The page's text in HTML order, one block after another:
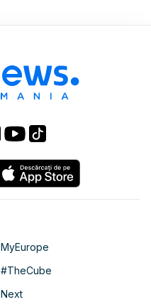
MyEurope
#TheCube
Next